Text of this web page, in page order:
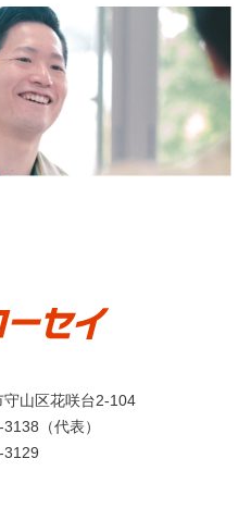
山区花咲台2-104
3138 （代表）
3129